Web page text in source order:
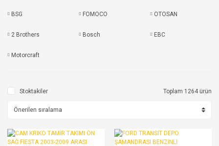
BSG FOMOCO OTOSAN
2 Brothers Bosch EBC
Motorcraft
Stoktakiler Toplam 1264 ürün